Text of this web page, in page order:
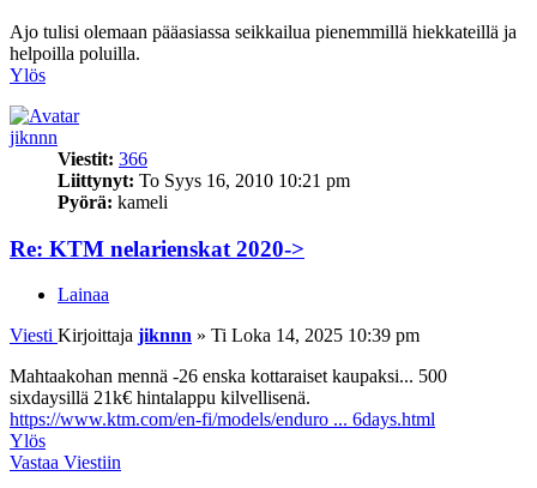
Ajo tulisi olemaan pääasiassa seikkailua pienemmillä hiekkateillä ja
helpoilla poluilla.
Ylös
jiknnn
Viestit: 366
Liittynyt: To Syys 16, 2010 10:21 pm
Pyörä: kameli
Re: KTM nelarienskat 2020->
Lainaa
Viesti Kirjoittaja jiknnn » Ti Loka 14, 2025 10:39 pm
Mahtaakohan mennä -26 enska kottaraiset kaupaksi... 500
sixdaysillä 21k€ hintalappu kilvellisenä.
https://www.ktm.com/en-fi/models/enduro ... 6days.html
Ylös
Vastaa Viestiin